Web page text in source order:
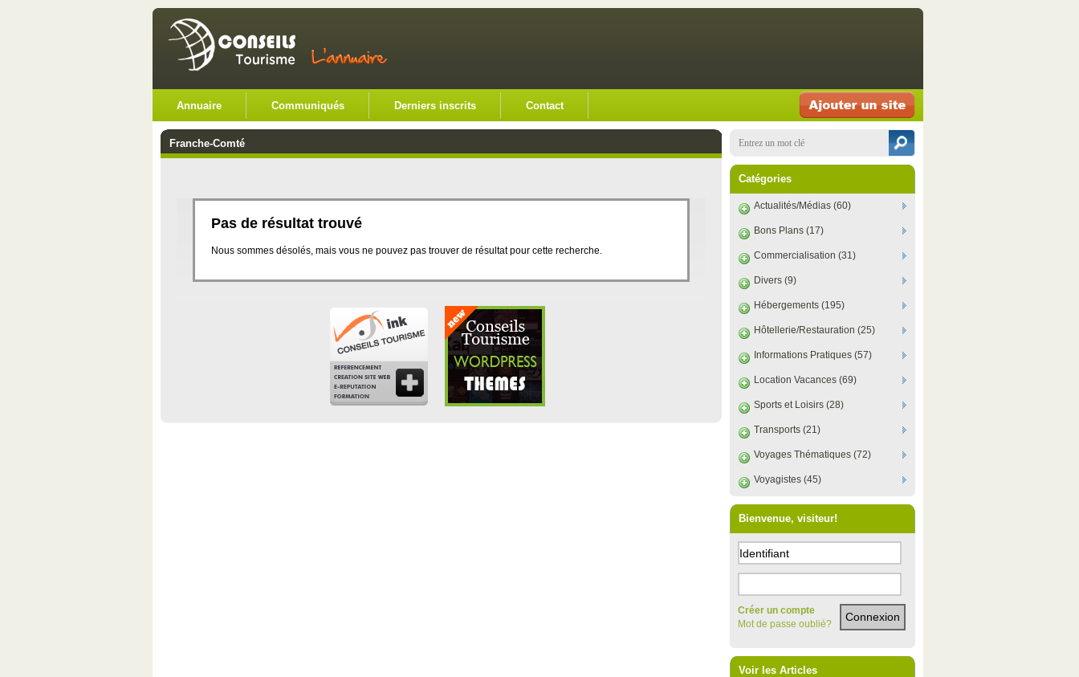
Annuaire Communiqués Derniers inscrits Contact
Franche-Comté
Pas de résultat trouvé
Nous sommes désolés, mais vous ne pouvez pas trouver de résultat pour cette recherche.
Catégories
Actualités/Médias (60)
Bons Plans (17)
Commercialisation (31)
Divers (9)
Hébergements (195)
Hôtellerie/Restauration (25)
Informations Pratiques (57)
Location Vacances (69)
Sports et Loisirs (28)
Transports (21)
Voyages Thématiques (72)
Voyagistes (45)
Bienvenue, visiteur!
Créer un compte
Mot de passe oublié?
Voir les Articles